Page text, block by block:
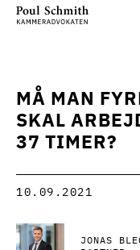
MÅ MAN
SKAL
37 TIMER?
10.09.2021
JONAS